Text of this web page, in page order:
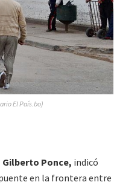
El País.bo)
Ponce, indicó
en la frontera entre